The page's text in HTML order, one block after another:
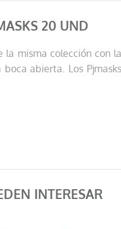
20 UND
misma colección con
abierta. Los
INTERESAR